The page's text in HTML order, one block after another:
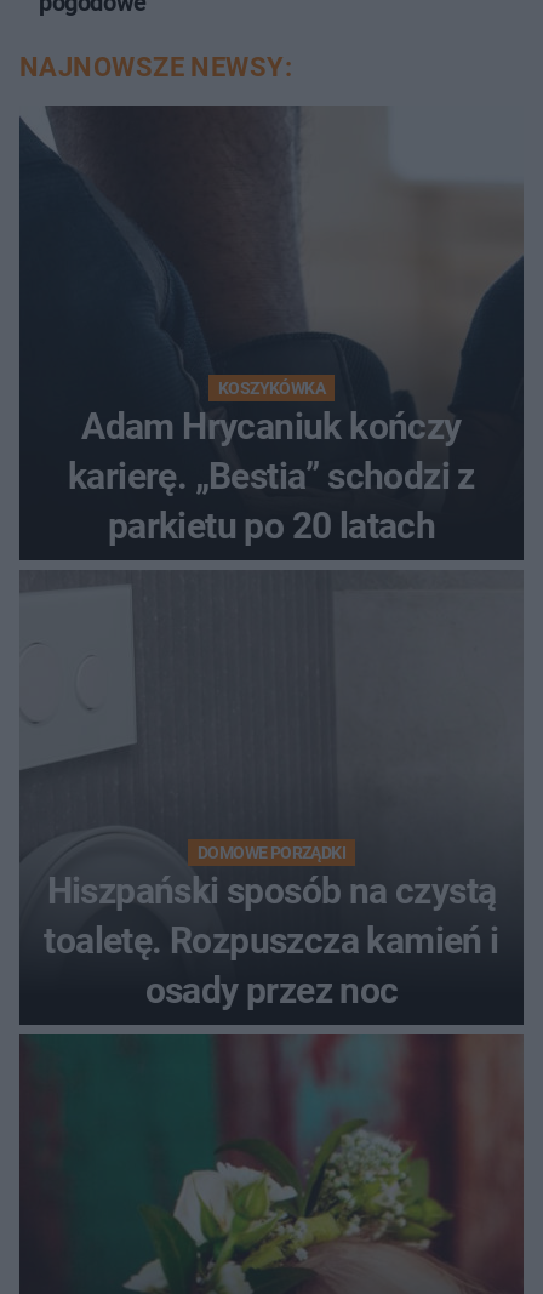
NAJNOWSZE NEWSY:
KOSZYKÓWKA
Adam Hrycaniuk kończy
karierę. „Bestia” schodzi z
parkietu po 20 latach
DOMOWE PORZĄDKI
Hiszpański sposób na czystą
toaletę. Rozpuszcza kamień i
osady przez noc